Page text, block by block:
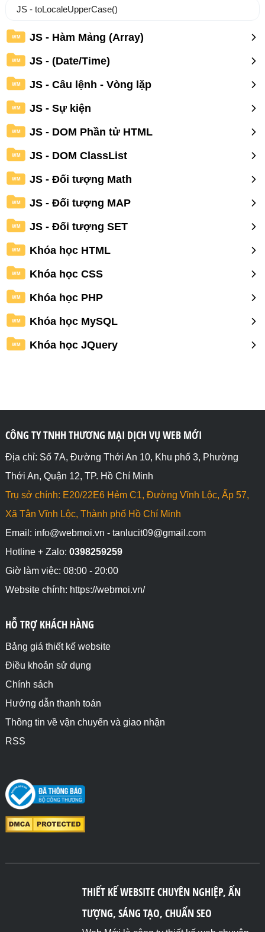
JS - toLocaleUpperCase()
WM JS - Hàm Mảng (Array)
WM JS - (Date/Time)
WM JS - Câu lệnh - Vòng lặp
WM JS - Sự kiện
WM JS - DOM Phần tử HTML
WM JS - DOM ClassList
WM JS - Đối tượng Math
WM JS - Đối tượng MAP
WM JS - Đối tượng SET
WM Khóa học HTML
WM Khóa học CSS
WM Khóa học PHP
WM Khóa học MySQL
WM Khóa học JQuery
CÔNG TY TNHH THƯƠNG MẠI DỊCH VỤ WEB MỚI
Địa chỉ: Số 7A, Đường Thới An 10, Khu phố 3, Phường
Thới An, Quận 12, TP. Hồ Chí Minh
Trụ sở chính: E20/22E6 Hẻm C1, Đường Vĩnh Lộc, Ấp 57,
Xã Tân Vĩnh Lộc, Thành phố Hồ Chí Minh
Email: info@webmoi.vn - tanlucit09@gmail.com
Hotline + Zalo: 0398259259
Giờ làm việc: 08:00 - 20:00
Website chính: https://webmoi.vn/
HỖ TRỢ KHÁCH HÀNG
Bảng giá thiết kế website
Điều khoản sử dụng
Chính sách
Hướng dẫn thanh toán
Thông tin về vận chuyển và giao nhận
RSS
THIẾT KẾ WEBSITE CHUYÊN NGHIỆP, ẤN
TƯỢNG, SÁNG TẠO, CHUẨN SEO